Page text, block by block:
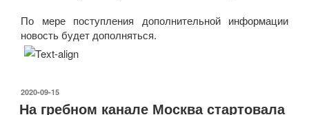
По мере поступления дополнительной информации
новость будет дополняться.
ОПУБЛИКОВАНО
2020-09-15
На гребном канале Москва стартовала